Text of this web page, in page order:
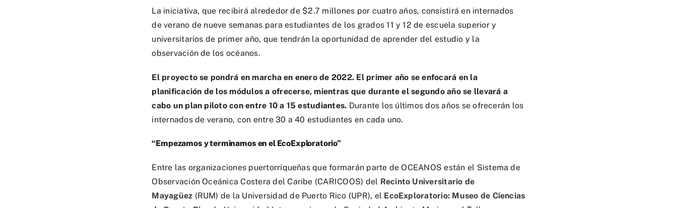
La iniciativa, que recibirá alrededor de $2.7 millones por cuatro años, consistirá en internados
de verano de nueve semanas para estudiantes de los grados 11 y 12 de escuela superior y
universitarios de primer año, que tendrán la oportunidad de aprender del estudio y la
observación de los océanos.
El proyecto se pondrá en marcha en enero de 2022. El primer año se enfocará en la
planificación de los módulos a ofrecerse, mientras que durante el segundo año se llevará a
cabo un plan piloto con entre 10 a 15 estudiantes. Durante los últimos dos años se ofrecerán los
internados de verano, con entre 30 a 40 estudiantes en cada uno.
“Empezamos y terminamos en el EcoExploratorio”
Entre las organizaciones puertorriqueñas que formarán parte de OCEANOS están el Sistema de
Observación Oceánica Costera del Caribe (CARICOOS) del Recinto Universitario de
Mayagüez (RUM) de la Universidad de Puerto Rico (UPR), el EcoExploratorio: Museo de Ciencias